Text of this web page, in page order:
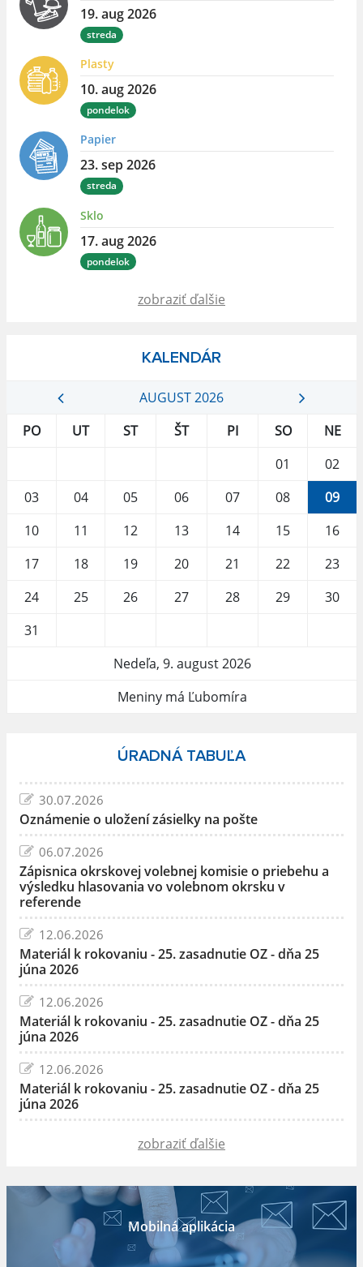
19. aug 2026
streda
Plasty
10. aug 2026
pondelok
Papier
23. sep 2026
streda
Sklo
17. aug 2026
pondelok
zobraziť ďalšie
KALENDÁR
AUGUST 2026
PO
UT ST ŠT PI SO
NE
01
02
03
04 05 06 07 08
09
10
11 12 13 14 15
16
17
18 19 20 21 22
23
24
25 26 27 28 29
30
31
Nedeľa, 9. august 2026
Meniny má Ľubomíra
ÚRADNÁ TABUĽA
30.07.2026
Oznámenie o uložení zásielky na pošte
06.07.2026
Zápisnica okrskovej volebnej komisie o priebehu a
výsledku hlasovania vo volebnom okrsku v
referende
12.06.2026
Materiál k rokovaniu - 25. zasadnutie OZ - dňa 25
júna 2026
12.06.2026
Materiál k rokovaniu - 25. zasadnutie OZ - dňa 25
júna 2026
12.06.2026
Materiál k rokovaniu - 25. zasadnutie OZ - dňa 25
júna 2026
zobraziť ďalšie
Mobilná aplikácia